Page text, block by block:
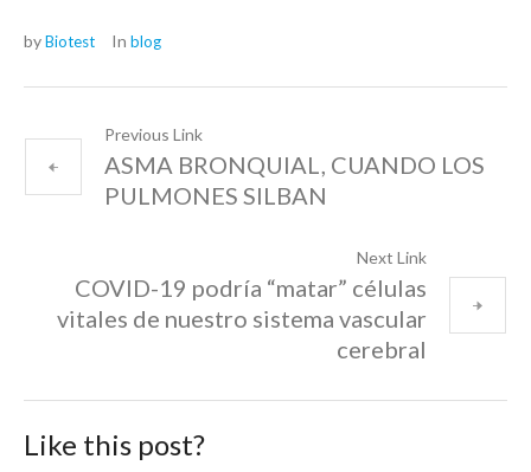
byBiotest In blog
Previous Link
ASMA BRONQUIAL, CUANDO LOS
PULMONES SILBAN
Next Link
COVID-19 podría “matar” células
vitales de nuestro sistema vascular
cerebral
Like this post?